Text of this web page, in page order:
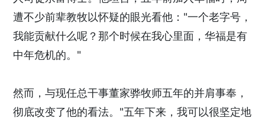
遭不少前辈教牧以怀疑的眼光看他："一个老字号，
我能贡献什么呢？那个时候在我心里面，华福是有
中年危机的。"
然而，与现任总干事董家骅牧师五年的并肩事奉，
彻底改变了他的看法。"五年下来，我可以很坚定地